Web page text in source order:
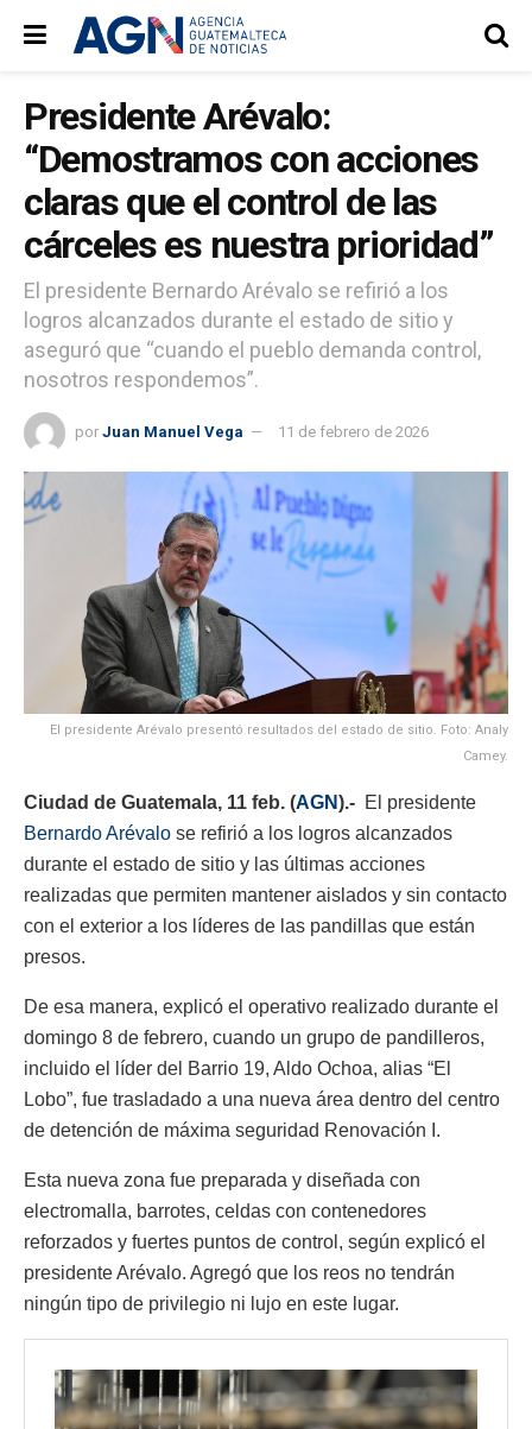
Presidente Arévalo:
“Demostramos con acciones
claras que el control de las
cárceles es nuestra prioridad”
El presidente Bernardo Arévalo se refirió a los
logros alcanzados durante el estado de sitio y
aseguró que “cuando el pueblo demanda control,
nosotros respondemos”.
por Juan Manuel Vega 11 de febrero de 2026
El presidente Arévalo presentó resultados del estado de sitio. Foto: Analy
Camey.
Ciudad de Guatemala, 11 feb. (AGN).- El presidente
Bernardo Arévalo se refirió a los logros alcanzados
durante el estado de sitio y las últimas acciones
realizadas que permiten mantener aislados y sin contacto
con el exterior a los líderes de las pandillas que están
presos.
De esa manera, explicó el operativo realizado durante el
domingo 8 de febrero, cuando un grupo de pandilleros,
incluido el líder del Barrio 19, Aldo Ochoa, alias “El
Lobo”, fue trasladado a una nueva área dentro del centro
de detención de máxima seguridad Renovación I.
Esta nueva zona fue preparada y diseñada con
electromalla, barrotes, celdas con contenedores
reforzados y fuertes puntos de control, según explicó el
presidente Arévalo. Agregó que los reos no tendrán
ningún tipo de privilegio ni lujo en este lugar.